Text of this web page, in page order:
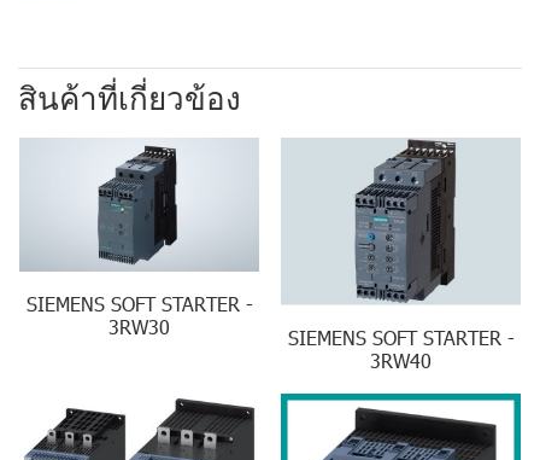
สินค้าที่เกี่ยวข้อง
SIEMENS SOFT STARTER -
3RW30
SIEMENS SOFT STARTER -
3RW40